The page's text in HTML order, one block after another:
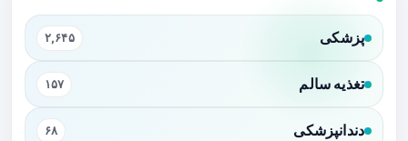
پزشکی ۲,۶۴۵
تغذیه سالم ۱۵۷
دندانپزشکی ۶۸